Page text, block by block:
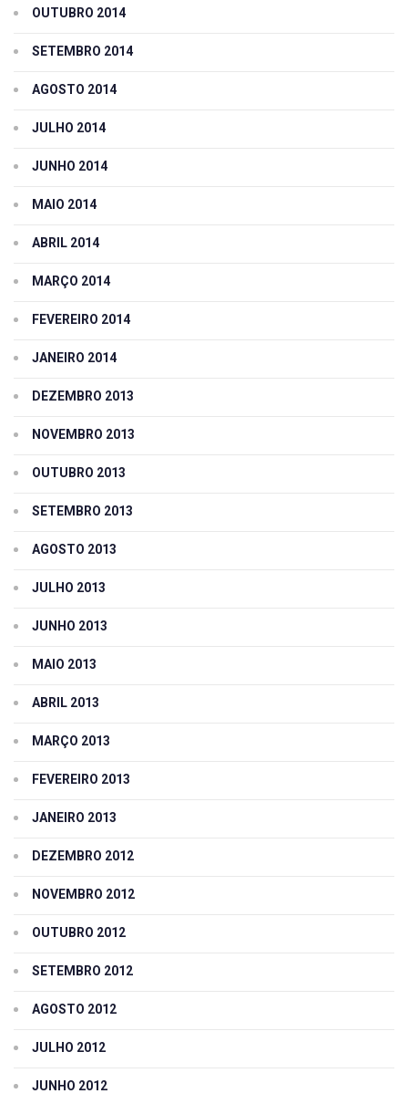
OUTUBRO 2014
SETEMBRO 2014
AGOSTO 2014
JULHO 2014
JUNHO 2014
MAIO 2014
ABRIL 2014
MARÇO 2014
FEVEREIRO 2014
JANEIRO 2014
DEZEMBRO 2013
NOVEMBRO 2013
OUTUBRO 2013
SETEMBRO 2013
AGOSTO 2013
JULHO 2013
JUNHO 2013
MAIO 2013
ABRIL 2013
MARÇO 2013
FEVEREIRO 2013
JANEIRO 2013
DEZEMBRO 2012
NOVEMBRO 2012
OUTUBRO 2012
SETEMBRO 2012
AGOSTO 2012
JULHO 2012
JUNHO 2012